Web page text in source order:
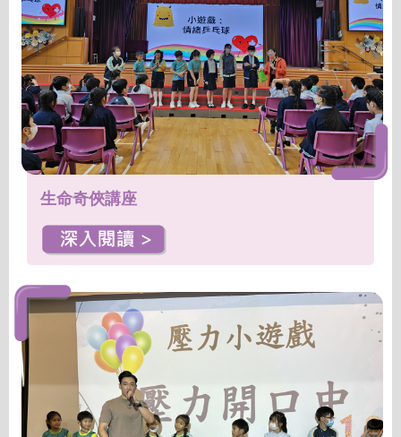
生命奇俠講座